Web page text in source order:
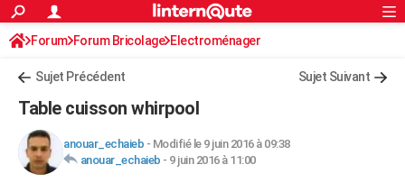
ACTUALITÉS
Politique
Société
Faits Divers
Education
Monde
Villes
+
FINANCE
Retraite
Impôts
Epargne
Immobilier
Risques naturels par ville
Banque
Assurance
Crédit
AUTO
S'inscrire
Connexion
Forum Forum Bricolage Electroménager
Sujet Précédent Sujet Suivant
Table cuisson whirpool
anouar_echaieb - Modifié le 9 juin 2016 à 09:38
anouar_echaieb - 9 juin 2016 à 11:00